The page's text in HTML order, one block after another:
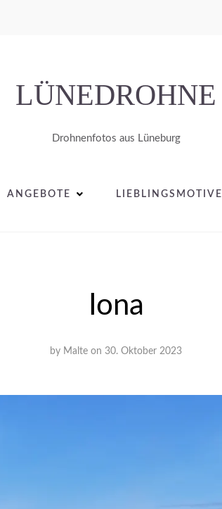
LÜNEDROHNE
Drohnenfotos aus Lüneburg
ANGEBOTE LIEBLINGSMOTIVE
Iona
by Malte on 30. Oktober 2023